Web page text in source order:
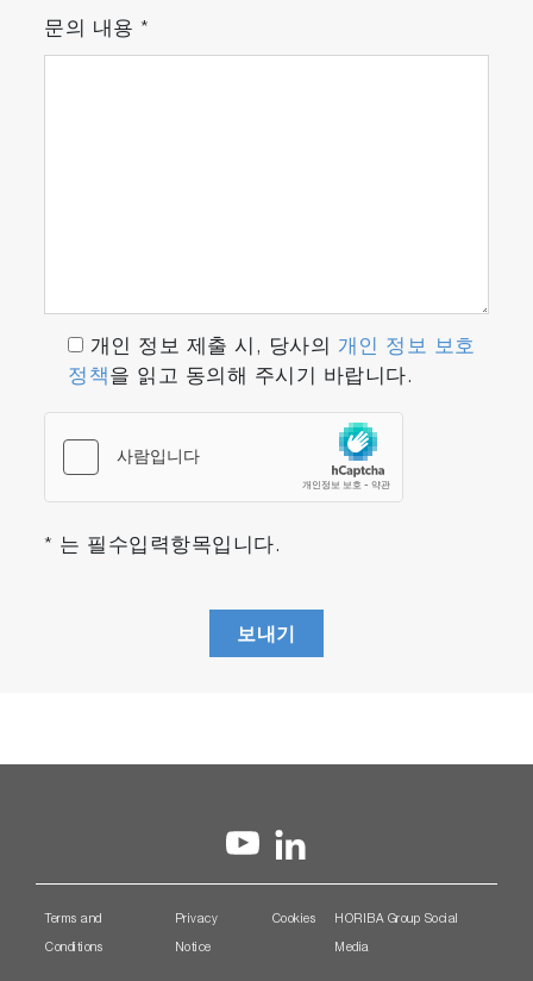
문의 내용 *
개인 정보 제출 시, 당사의 개인 정보 보호
정책을 읽고 동의해 주시기 바랍니다.
* 는 필수입력항목입니다.
보내기
Terms and
Conditions
Privacy
Notice
Cookies HORIBA Group Social
Media